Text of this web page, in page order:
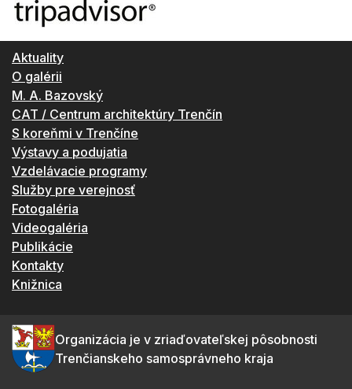
Aktuality
O galérii
M. A. Bazovský
CAT / Centrum architektúry Trenčín
S koreňmi v Trenčíne
Výstavy a podujatia
Vzdelávacie programy
Služby pre verejnosť
Fotogaléria
Videogaléria
Publikácie
Kontakty
Knižnica
Organizácia je v zriaďovateľskej pôsobnosti
Trenčianskeho samosprávneho kraja